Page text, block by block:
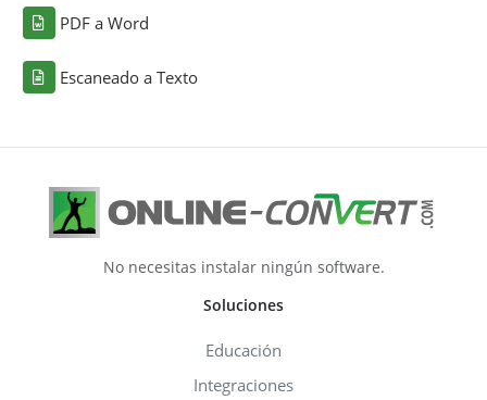
PDF a Word
Escaneado a Texto
No necesitas instalar ningún software.
Soluciones
Educación
Integraciones